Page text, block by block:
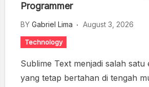
Programmer
BY Gabriel Lima August 3, 2026
Technology
Sublime Text menjadi salah satu
yang tetap bertahan di tengah